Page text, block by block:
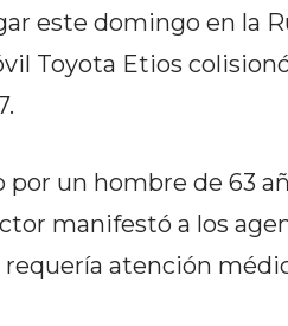
este domingo en la
Toyota Etios
por un hombre de 63
manifestó a los
requería atención